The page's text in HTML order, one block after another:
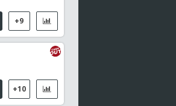
05:50Masters de Corea, Individual Masculino
Zhu, Xuan Chen / Dubovenko, Daniil
+9
+10